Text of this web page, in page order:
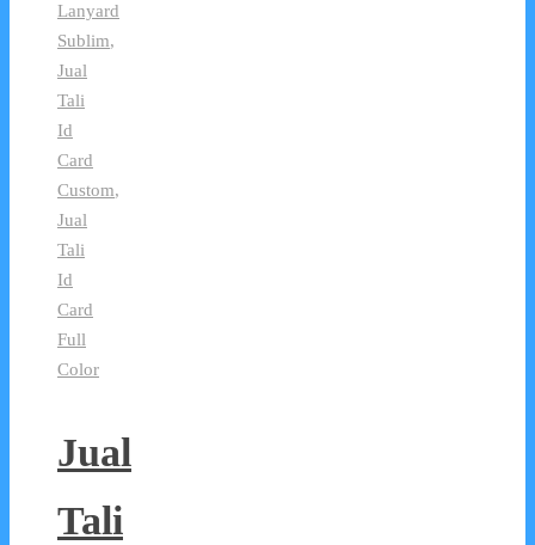
Lanyard
Sublim,
Jual
Tali
Id
Card
Custom,
Jual
Tali
Id
Card
Full
Color
Jual
Tali